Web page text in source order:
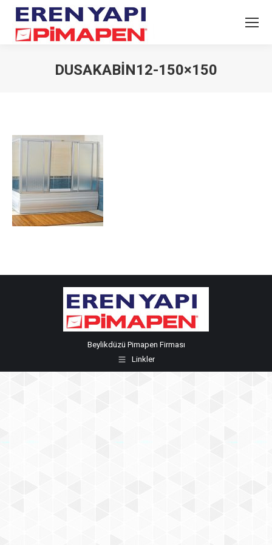
DUSAKABIN12-150×150
Beylikdüzü Pimapen Firması
Linkler